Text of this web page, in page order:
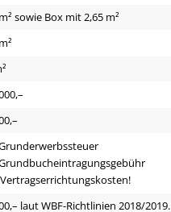
sowie Box mit 2,65 m²
laut WBF-Richtlinien 2018/2019.